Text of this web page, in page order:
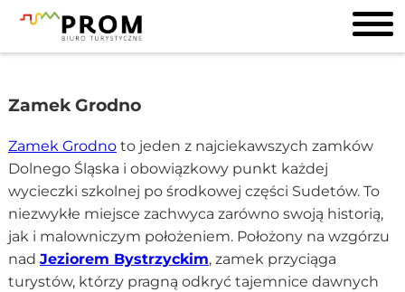
Zamek Grodno
Zamek Grodnoto jeden z najciekawszych zamków
Dolnego Śląska i obowiązkowy punkt każdej
wycieczki szkolnej po środkowej części Sudetów. To
niezwykłe miejsce zachwyca zarówno swoją historią,
jak i malowniczym położeniem. Położony na wzgórzu
nad Jeziorem Bystrzyckim, zamek przyciąga
turystów, którzy pragną odkryć tajemnice dawnych